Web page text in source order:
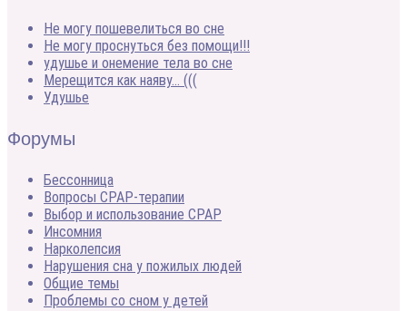
Не могу пошевелиться во сне
Не могу проснуться без помощи!!!
удушье и онемение тела во сне
Мерещится как наяву… (((
Удушье
Форумы
Бессонница
Вопросы CPAP-терапии
Выбор и использование CPAP
Инсомния
Нарколепсия
Нарушения сна у пожилых людей
Общие темы
Проблемы со сном у детей